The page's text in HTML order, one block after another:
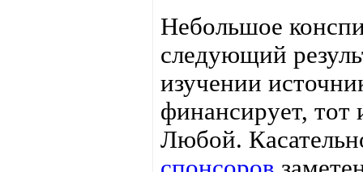
Небольшое
следующий
изучении
финансирует, тот
Любой.